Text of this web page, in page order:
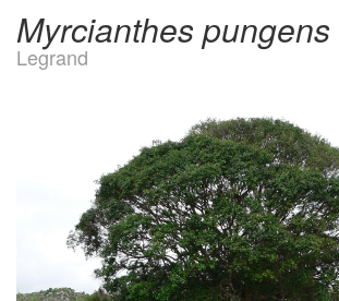
Myrcianthes pungens
Legrand